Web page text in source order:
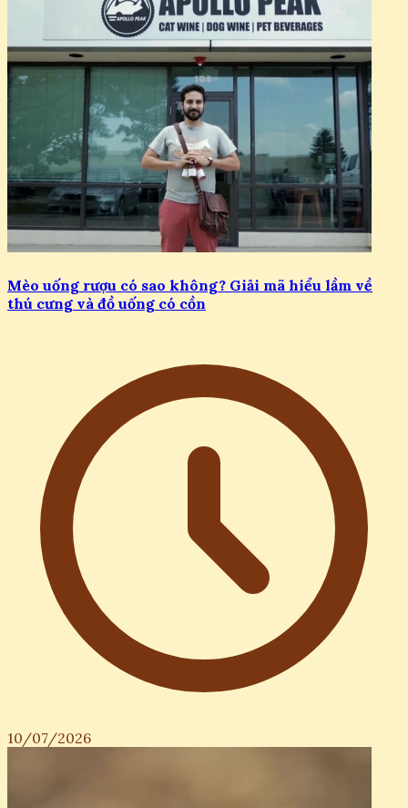
Mèo uống rượu có sao không? Giải mã hiểu lầm về
thú cưng và đồ uống có cồn
10/07/2026